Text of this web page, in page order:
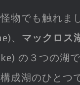
物でも触れま
、 マックロス
の３つの湖
成湖のひとつ